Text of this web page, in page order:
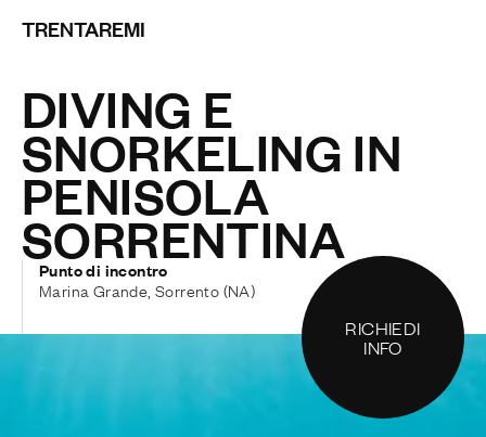
TRENTAREMI
DIVING E
SNORKELING IN
PENISOLA
SORRENTINA
Punto di incontro
Marina Grande, Sorrento (NA)
RICHIEDI
INFO